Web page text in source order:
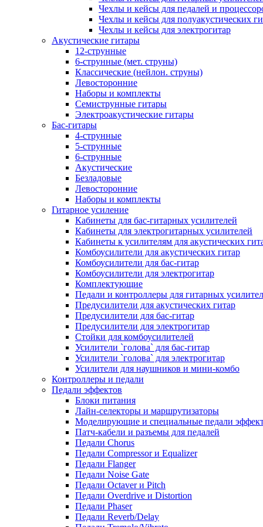
Чехлы и кейсы для педалей и
Чехлы и кейсы для полуакустических
Чехлы и кейсы для электрогитар
Акустические гитары
12-струнные
6-струнные (мет. струны)
Классические (нейлон. струны)
Левосторонние
Наборы и комплекты
Семиструнные гитары
Электроакустические гитары
Бас-гитары
4-струнные
5-струнные
6-струнные
Акустические
Безладовые
Левосторонние
Наборы и комплекты
Гитарное усиление
Кабинеты для бас-гитарных усилителей
Кабинеты для электрогитарных усилителей
Кабинеты к усилителям для акустических
Комбоусилители для акустических гитар
Комбоусилители для бас-гитар
Комбоусилители для электрогитар
Комплектующие
Педали и контроллеры для гитарных
Предусилители для акустических гитар
Предусилители для бас-гитар
Предусилители для электрогитар
Стойки для комбоусилителей
Усилители `голова` для бас-гитар
Усилители `голова` для электрогитар
Усилители для наушников и мини-комбо
Контроллеры и педали
Педали эффектов
Блоки питания
Лайн-селекторы и маршрутизаторы
Моделирующие и специальные педали
Патч-кабели и разъемы для педалей
Педали Chorus
Педали Compressor и Equalizer
Педали Flanger
Педали Noise Gate
Педали Octaver и Pitch
Педали Overdrive и Distortion
Педали Phaser
Педали Reverb/Delay